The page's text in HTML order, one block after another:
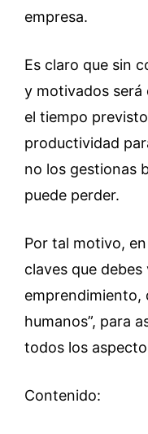
empresa.
Es claro que sin
y motivados será
el tiempo
productividad
no los gestionas
puede perder.
Por tal motivo,
claves que
emprendimiento,
humanos”, para
todos los
Contenido: